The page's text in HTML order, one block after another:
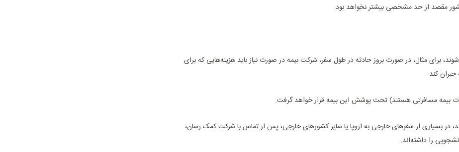
مقصد از حد مشخصی بیشتر نخواهد بود.
برای مثال، در صورت بروز حادثه در طول سفر، شرکت بیمه در صورت نیاز باید هزینه‌هایی که برای
کند.
بیمه مسافرتی هستند) تحت پوشش این بیمه قرار خواهد گرفت.
در بسیاری از سفرهای خارجی به اروپا یا سایر کشورهای خارجی، پس از تماس با شرکت کمک رسان،
را داشته‌اند.